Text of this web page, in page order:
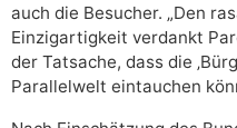
auch die Besucher. „Den
Einzigartigkeit verdankt
der Tatsache, dass die
Parallelwelt eintauchen